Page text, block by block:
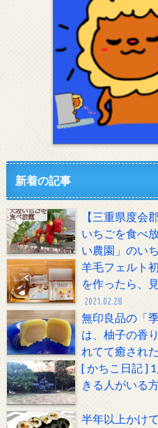
新着の記事
【三重県度会
いちごを食べ
い農園」のい
羊毛フェルト
を作ったら、
2021.02.28
無印良品の「
は、柚子の香
れてて癒された
[ かちこ日記 ]
きる人がいる
半年以上かけ